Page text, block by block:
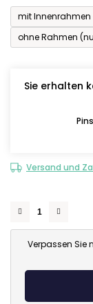
mit Innenrahmen
ohne Rahmen
Sie erhalten
Versand und
Verpassen Sie